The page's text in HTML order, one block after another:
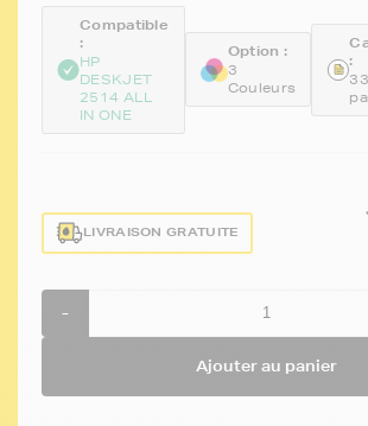
Compatible
:
HP
DESKJET
2514 ALL
IN ONE
Option :
3
Couleurs
:
LIVRAISON GRATUITE
-
Ajouter au panier